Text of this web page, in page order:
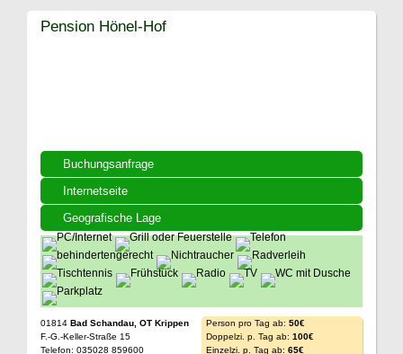
Buchungsanfrage
Internetseite
Geografische Lage
Pension Hönel-Hof
01814 Bad Schandau, OT Krippen
F.-G.-Keller-Straße 15
Telefon: 035028 859600
Person pro Tag ab: 50€
Doppelzi. p. Tag ab: 100€
Einzelzi. p. Tag ab: 65€